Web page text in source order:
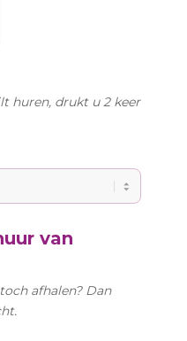
huren, drukt u 2 keer
van
afhalen? Dan